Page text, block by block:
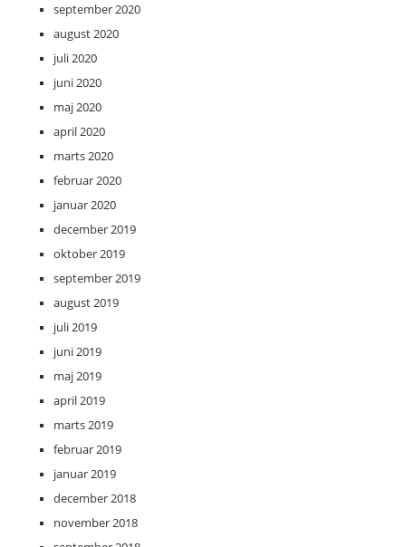
september 2020
august 2020
juli 2020
juni 2020
maj 2020
april 2020
marts 2020
februar 2020
januar 2020
december 2019
oktober 2019
september 2019
august 2019
juli 2019
juni 2019
maj 2019
april 2019
marts 2019
februar 2019
januar 2019
december 2018
november 2018